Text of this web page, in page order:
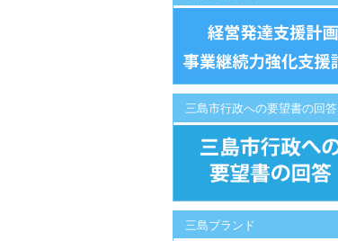
三島市行政への要望書の回答
三島ブランド